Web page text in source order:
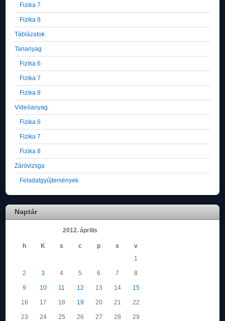
Fizika 7
Fizika 8
Táblázatok
Tananyag
Fizika 6
Fizika 7
Fizika 8
Videóanyag
Fizika 6
Fizika 7
Fizika 8
Záróvizsga
Feladatgyűjtemények
Naptár
2012. április
h K s c p s
v
1
2 3 4 5 6 7 8
9 10 11 12 13 14 15
16 17 18 19 20 21 22
23 24 25 26 27 28 29